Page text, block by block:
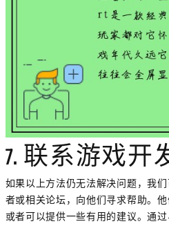
7. 联系游戏开
如果以上方法仍无法解决问题，我
者或相关论坛，向他们寻求帮助。
或者可以提供一些有用的建议。通